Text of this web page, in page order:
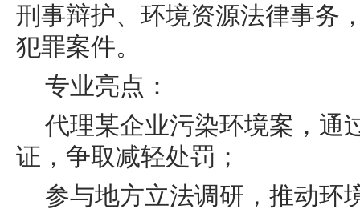
刑事辩护、环境资源法律事务
犯罪案件。
专业亮点：
代理某企业污染环境案，通
证，争取减轻处罚；
参与地方立法调研，推动环